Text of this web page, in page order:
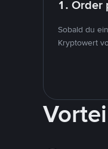
1. Order
Sobald du
Kryptowert